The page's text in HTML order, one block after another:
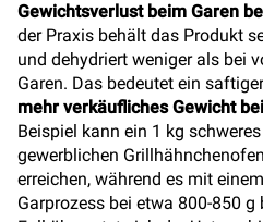
Gewichtsverlust beim Garen
der Praxis behält das Produkt
und dehydriert weniger als bei
Garen. Das bedeutet ein
mehr verkäufliches Gewicht
Beispiel kann ein 1 kg
gewerblichen
erreichen, während es mit
Garprozess bei etwa 800-850